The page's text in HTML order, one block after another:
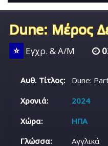
Dune: Μέρος
⭐ Εγχρ. & Α/Μ
Αυθ. Τίτλος:
Dune:
Χρονιά:
2024
Χώρα:
ΗΠΑ
Γλώσσα:
Αγγλικά